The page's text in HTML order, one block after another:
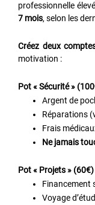
professionnelle
7 mois, selon les
Créez deux
motivation :
Pot « Sécurité »
Argent de
Réparations
Frais
Ne jamais
Pot « Projets » (60€)
Financement
Voyage